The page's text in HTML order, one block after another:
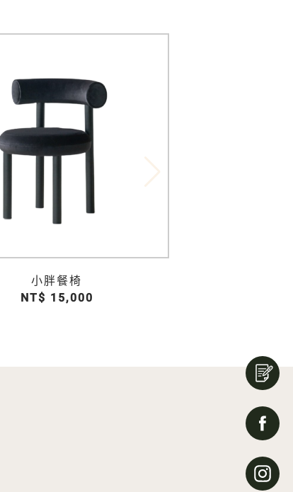
小胖餐椅
NT$ 15,000